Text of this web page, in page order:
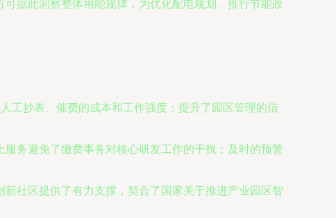
据此洞察整体用能规律，为优化配电规划、推行节能政
工抄表、催费的成本和工作强度；提升了园区管理的信
务避免了缴费事务对核心研发工作的干扰；及时的预警
社区提供了有力支撑，契合了国家关于推进产业园区智